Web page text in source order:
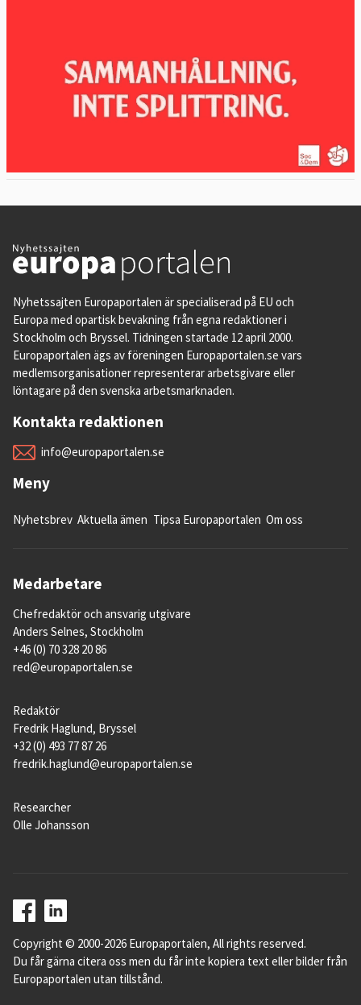
Nyhetssajten Europaportalen är specialiserad på EU och
Europa med opartisk bevakning från egna redaktioner i
Stockholm och Bryssel. Tidningen startade 12 april 2000.
Europaportalen ägs av föreningen Europaportalen.se vars
medlemsorganisationer representerar arbetsgivare eller
löntagare på den svenska arbetsmarknaden.
Kontakta redaktionen
info@europaportalen.se
Meny
Nyhetsbrev Aktuella ämen Tipsa Europaportalen Om oss
Medarbetare
Chefredaktör och ansvarig utgivare
Anders Selnes, Stockholm
+46 (0) 70 328 20 86
red@europaportalen.se
Redaktör
Fredrik Haglund, Bryssel
+32 (0) 493 77 87 26
fredrik.haglund@europaportalen.se
Researcher
Olle Johansson
Copyright © 2000-2026 Europaportalen, All rights reserved.
Du får gärna citera oss men du får inte kopiera text eller bilder från
Europaportalen utan tillstånd.